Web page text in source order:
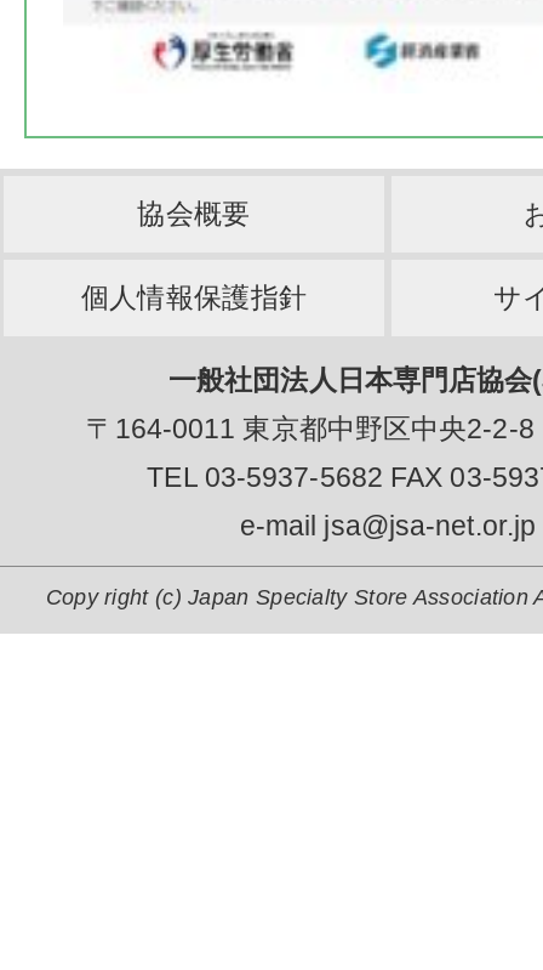
協会概要
個人情報保護指針 サ
一般社団法人日本専門店協
〒164-0011 東京都中野区中央2-2-
TEL 03-5937-5682 FAX 03-
e-mail jsa@jsa-net.or.jp
Copy right (c) Japan Specialty Store Association